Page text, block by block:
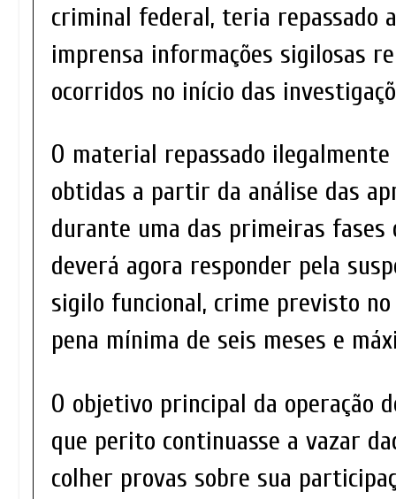
criminal federal, teria repassado
imprensa informações sigilosas
ocorridos no início das
O material repassado
obtidas a partir da análise das
durante uma das primeiras fases
deverá agora responder pela
sigilo funcional, crime previsto no
pena mínima de seis meses e
O objetivo principal da operação
que perito continuasse a vazar
colher provas sobre sua